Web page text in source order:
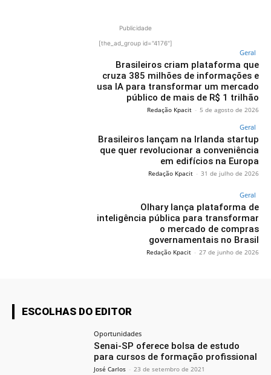
Publicidade
[the_ad_group id="4176"]
Geral
Brasileiros criam plataforma que
cruza 385 milhões de informações e
usa IA para transformar um mercado
público de mais de R$ 1 trilhão
Redação Kpacit - 5 de agosto de 2026
Geral
Brasileiros lançam na Irlanda startup
que quer revolucionar a conveniência
em edifícios na Europa
Redação Kpacit - 31 de julho de 2026
Geral
Olhary lança plataforma de
inteligência pública para transformar
o mercado de compras
governamentais no Brasil
Redação Kpacit - 27 de junho de 2026
ESCOLHAS DO EDITOR
Oportunidades
Senai-SP oferece bolsa de estudo
para cursos de formação profissional
José Carlos - 23 de setembro de 2021